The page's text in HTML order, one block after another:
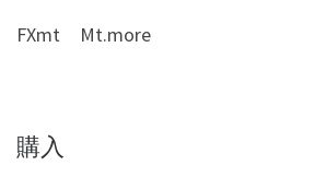
FXmt Mt.more
購入